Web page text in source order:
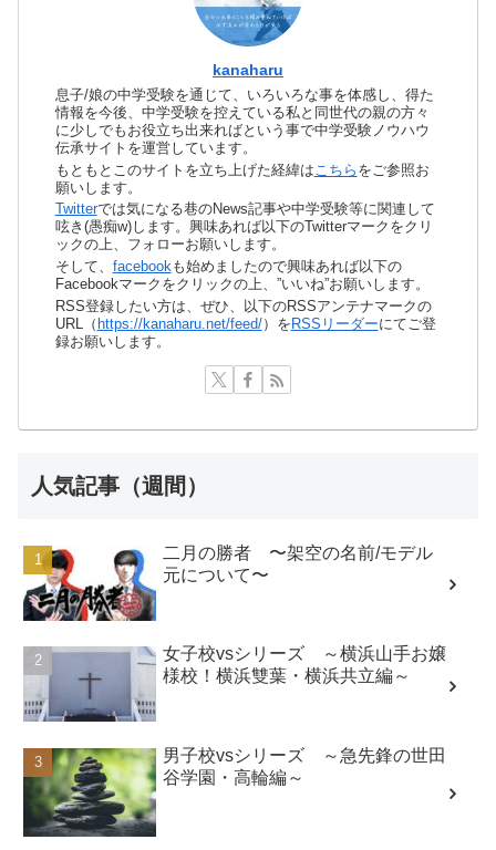
kanaharu
息子/娘の中学受験を通じて、いろいろな事を体感し、得た
情報を今後、中学受験を控えている私と同世代の親の方々
に少しでもお役立ち出来ればという事で中学受験ノウハウ
伝承サイトを運営しています。
もともとこのサイトを立ち上げた経緯は こちら をご参照お
願いします。
Twitterでは気になる巷のNews記事や中学受験等に関連して
呟き(愚痴w)します。興味あれば以下のTwitterマークをクリ
ックの上、フォローお願いします。
そして、 facebookも始めましたので興味あれば以下の
Facebookマークをクリックの上、”いいね”お願いします。
RSS登録したい方は、ぜひ、以下のRSSアンテナマークの
URL（ https://kanaharu.net/feed/）を RSSリーダーにてご登
録お願いします。
人気記事（週間）
二月の勝者 〜架空の名前/モデル
元について〜
女子校vsシリーズ ～横浜山手お嬢
様校！横浜雙葉・横浜共立編～
男子校vsシリーズ ～急先鋒の世田
谷学園・高輪編～